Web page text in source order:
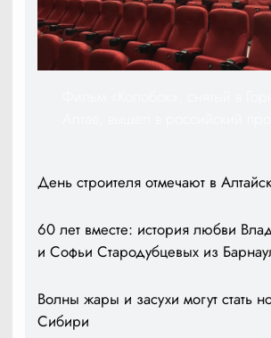
День строителя отмечают в
60 лет вместе: история любви
и Софьи Стародубцевых из
Волны жары и засухи могут стать
Сибири